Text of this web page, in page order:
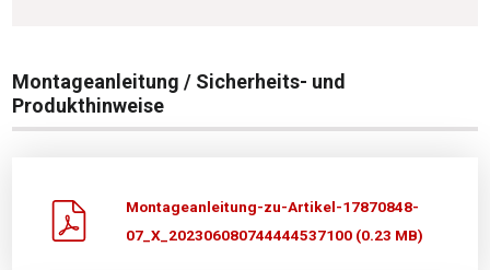
Montageanleitung / Sicherheits- und
Produkthinweise
Montageanleitung-zu-Artikel-17870848-
07_X_202306080744444537100 (0.23 MB)